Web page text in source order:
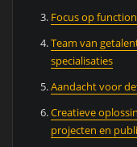
Focus op
Team van
specialisaties
Aandacht voor
Creatieve
projecten en